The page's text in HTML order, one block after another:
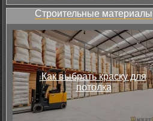
Строительные материалы
Как выбрать краску для
потолка